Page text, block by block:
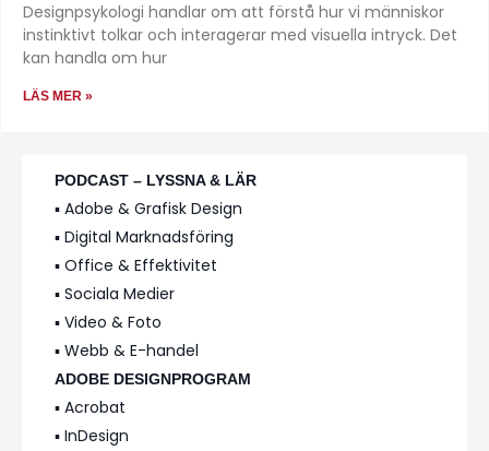
PODCAST – LYSSNA & LÄR
▪️ Adobe & Grafisk Design
▪️ Digital Marknadsföring
▪️ Office & Effektivitet
▪️ Sociala Medier
▪️ Video & Foto
▪️ Webb & E-handel
ADOBE DESIGNPROGRAM
▪️ Acrobat
▪️ InDesign
Designpsykologi handlar om att förstå hur vi människor
instinktivt tolkar och interagerar med visuella intryck. Det
kan handla om hur
LÄS MER »